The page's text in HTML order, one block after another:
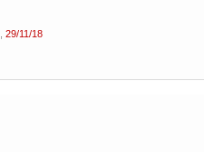
29/11/18